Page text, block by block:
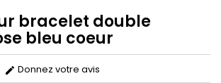
bracelet double
bleu coeur
Donnez votre avis